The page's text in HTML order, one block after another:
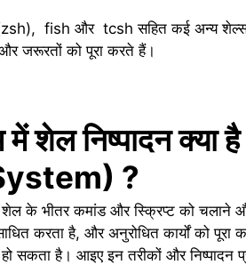
fish और tcsh सहित कई अन्य शेल्स
और जरूरतों को पूरा करते हैं।
में शेल निष्पादन
?
के भीतर कमांड और स्क्रिप्ट को चलाने और
करता है, और अनुरोधित कार्यों को
हो सकता है। आइए इन तरीकों और